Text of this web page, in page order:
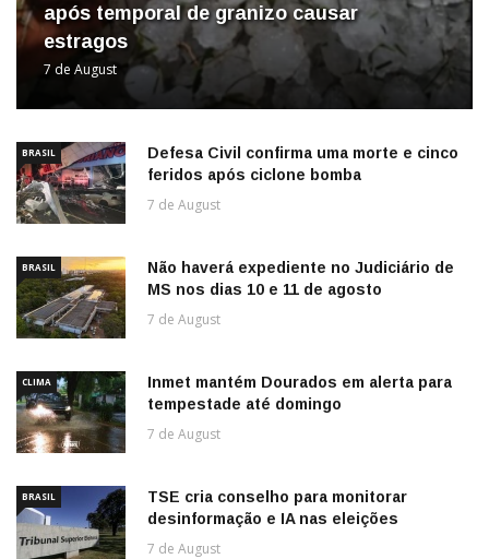
após temporal de granizo causar
estragos
7 de August
BRASIL
Defesa Civil confirma uma morte e cinco
feridos após ciclone bomba
7 de August
BRASIL
Não haverá expediente no Judiciário de
MS nos dias 10 e 11 de agosto
7 de August
CLIMA
Inmet mantém Dourados em alerta para
tempestade até domingo
7 de August
BRASIL
TSE cria conselho para monitorar
desinformação e IA nas eleições
7 de August